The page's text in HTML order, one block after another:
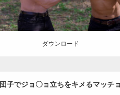
ダウンロード
団子でジョ〇ョ立ちをキメるマッチョ